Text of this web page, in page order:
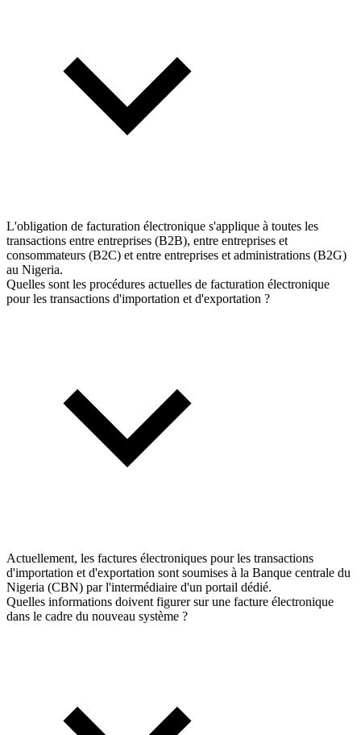
L'obligation de facturation électronique s'applique à toutes les
transactions entre entreprises (B2B), entre entreprises et
consommateurs (B2C) et entre entreprises et administrations (B2G)
au Nigeria.
Quelles sont les procédures actuelles de facturation électronique
pour les transactions d'importation et d'exportation ?
Actuellement, les factures électroniques pour les transactions
d'importation et d'exportation sont soumises à la Banque centrale du
Nigeria (CBN) par l'intermédiaire d'un portail dédié.
Quelles informations doivent figurer sur une facture électronique
dans le cadre du nouveau système ?